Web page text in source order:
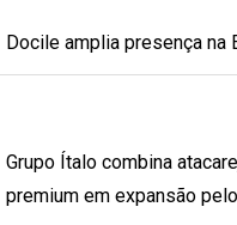
Docile amplia presença na
Grupo Ítalo combina
premium em expansão